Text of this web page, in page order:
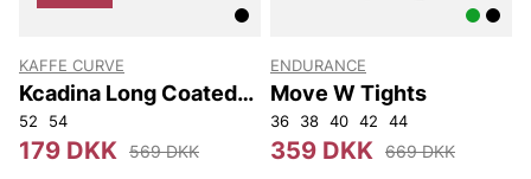
KAFFE CURVE
Kcadina Long Coated
Jeggings
52 54
179 DKK 569 DKK
ENDURANCE
Move W Tights
36 38 40 42 44
359 DKK 669 DKK